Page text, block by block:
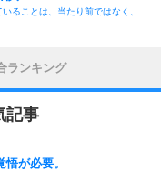
いることは、当たり前ではなく、
ランキング
記事
が必要。